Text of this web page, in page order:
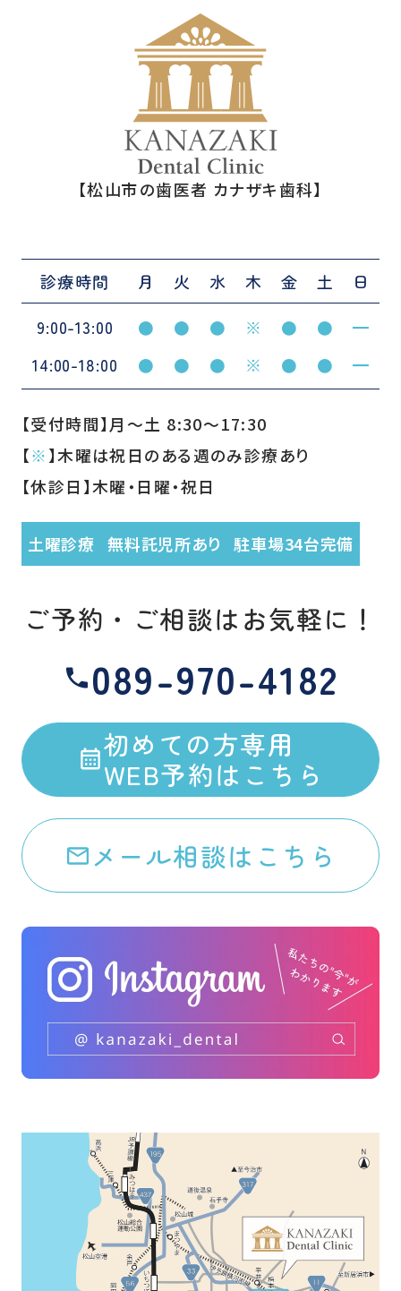
【松山市の歯医者 カナザキ歯科】
診療時間 月 火 水 木 金 土
日
9:00-13:00
● ● ● ※ ● ●
━
14:00-18:00
● ● ● ※ ● ● ━
【受付時間】月〜土 8:30〜17:30
【※】木曜は祝日のある週のみ診療あり
【休診日】木曜・日曜・祝日
土曜診療 無料託児所あり 駐車場34台完備
ご予約・ご相談はお気軽に！
089-970-4182
初めての方専用
WEB予約はこちら
メール相談はこちら